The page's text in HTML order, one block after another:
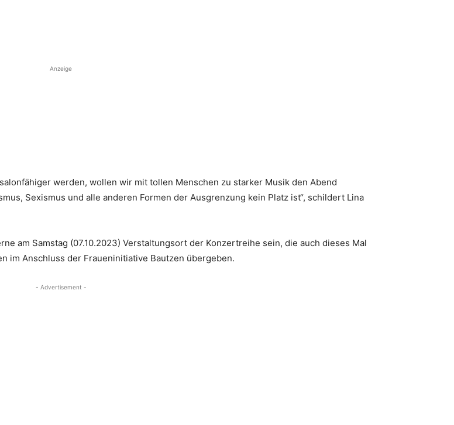
Anzeige
werden, wollen wir mit tollen Menschen zu starker Musik den Abend
Sexismus und alle anderen Formen der Ausgrenzung kein Platz ist“, schildert Lina
am Samstag (07.10.2023) Verstaltungsort der Konzertreihe sein, die auch dieses Mal
im Anschluss der Fraueninitiative Bautzen übergeben.
- Advertisement -